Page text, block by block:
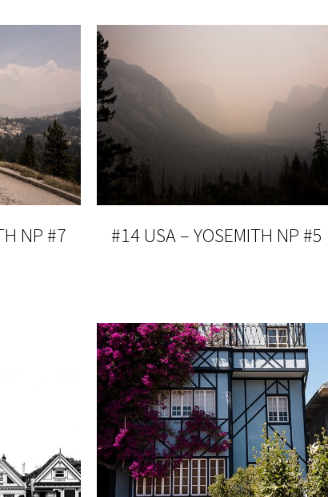
NP #7 #14 USA – YOSEMITH NP #5